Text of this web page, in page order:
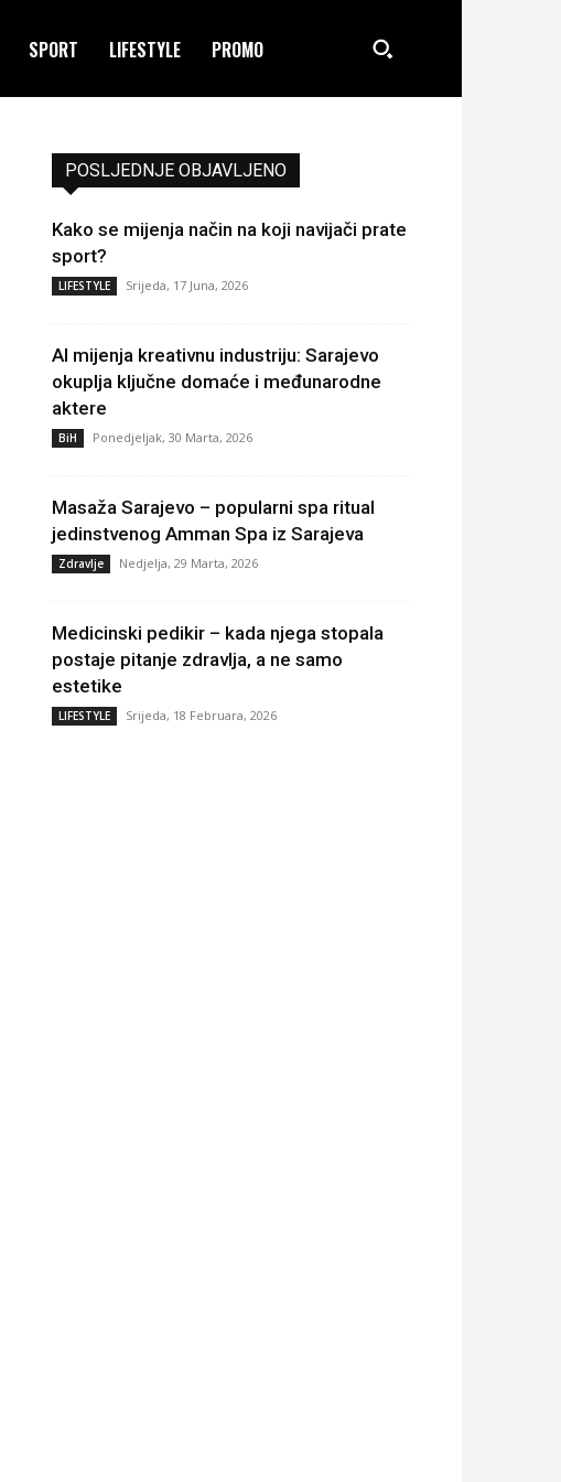
SPORT LIFESTYLE PROMO
POSLJEDNJE OBJAVLJENO
Kako se mijenja način na koji navijači prate
sport?
LIFESTYLE Srijeda, 17 Juna, 2026
AI mijenja kreativnu industriju: Sarajevo
okuplja ključne domaće i međunarodne
aktere
BiH Ponedjeljak, 30 Marta, 2026
Masaža Sarajevo – popularni spa ritual
jedinstvenog Amman Spa iz Sarajeva
Zdravlje Nedjelja, 29 Marta, 2026
Medicinski pedikir – kada njega stopala
postaje pitanje zdravlja, a ne samo
estetike
LIFESTYLE Srijeda, 18 Februara, 2026